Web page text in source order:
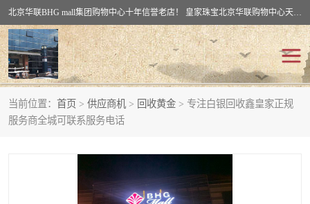
北京华联BHG mall集团购物中心十年信誉老店！ 皇家珠宝北京华联购物中心天时名苑店竭诚欢迎您。 北京市通州区（八通线）通州北苑地铁华联购物中心一层皇家珠宝 北京皇家珠宝通州黄金回收黄金首饰加工店（八通线: 通州北苑地铁华联店）：通州区通州北苑地铁华联购物中心一层皇家珠宝。
当前位置： 首页 > 供应商机 > 回收黄金 > 专注白银回收鑫皇家正规
服务商全城可联系服务电话
回收黄金
回收钻石
回收翡翠玉石